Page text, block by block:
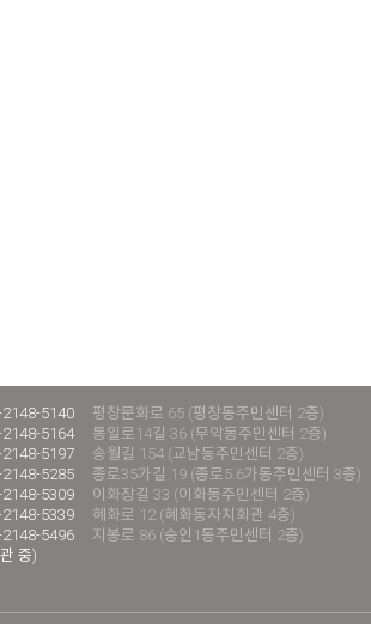
5140
평창문화로 65 (평창동주민센터 2층)
5164
통일로14길 36 (무악동주민센터 2층)
5197
송월길 154 (교남동주민센터 2층)
5285
종로35가길 19 (종로5.6가동주민센터 3층)
5309
이화장길 33 (이화동주민센터 2층)
5339
혜화로 12 (혜화동자치회관 4층)
5496
지봉로 86 (숭인1동주민센터 2층)
중)